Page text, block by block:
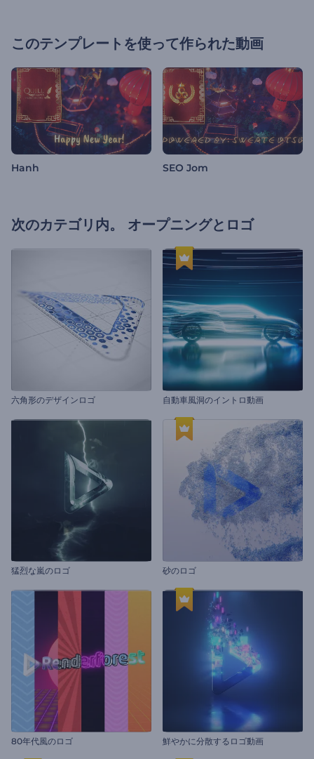
このテンプレートを使って作られた動画
Hanh SEO Jom
次のカテゴリ内。 オープニングとロゴ
六角形のデザインロゴ 自動車風洞のイントロ動画
猛烈な嵐のロゴ 砂のロゴ
80年代風のロゴ 鮮やかに分散するロゴ動画